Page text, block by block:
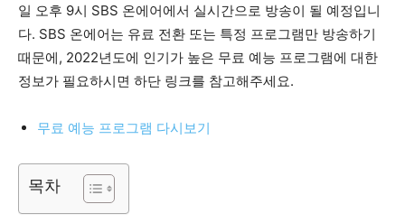
일 오후 9시 SBS 온에어에서 실시간으로 방송이 될 예정입니
다. SBS 온에어는 유료 전환 또는 특정 프로그램만 방송하기
때문에, 2022년도에 인기가 높은 무료 예능 프로그램에 대한
정보가 필요하시면 하단 링크를 참고해주세요.
무료 예능 프로그램 다시보기
목차